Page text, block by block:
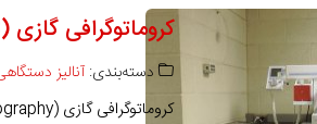
کروماتوگرافی گازی (Gas Chromatography (GC
دسته‌بندی: آنالیز